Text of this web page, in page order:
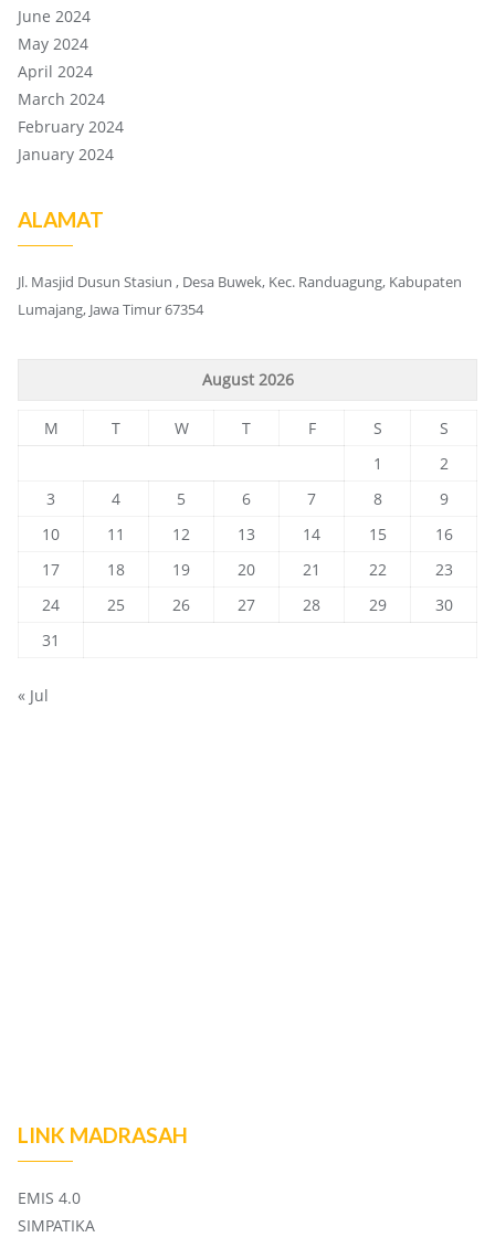
June 2024
May 2024
April 2024
March 2024
February 2024
January 2024
ALAMAT
Jl. Masjid Dusun Stasiun , Desa Buwek, Kec. Randuagung, Kabupaten
Lumajang, Jawa Timur 67354
August 2026
M T W T F S
S
1
2
3
4 5 6 7 8
9
10
11 12 13 14 15
16
17
18 19 20 21 22
23
24
25 26 27 28 29
30
31
« Jul
LINK MADRASAH
EMIS 4.0
SIMPATIKA